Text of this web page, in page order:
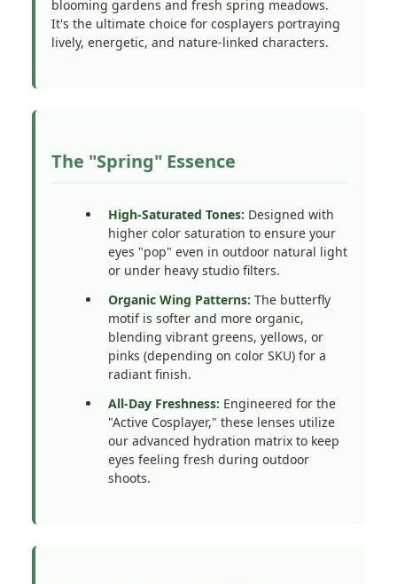
blooming gardens and fresh spring meadows.
It's the ultimate choice for cosplayers portraying
lively, energetic, and nature-linked characters.
The "Spring" Essence
High-Saturated Tones: Designed with
higher color saturation to ensure your
eyes "pop" even in outdoor natural light
or under heavy studio filters.
Organic Wing Patterns: The butterfly
motif is softer and more organic,
blending vibrant greens, yellows, or
pinks (depending on color SKU) for a
radiant finish.
All-Day Freshness: Engineered for the
"Active Cosplayer," these lenses utilize
our advanced hydration matrix to keep
eyes feeling fresh during outdoor
shoots.